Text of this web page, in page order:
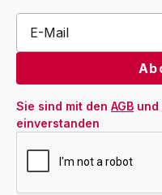
Sie sind mit den AGB und
einverstanden